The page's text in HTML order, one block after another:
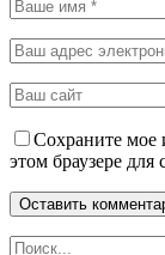
Сохраните мое
этом браузере